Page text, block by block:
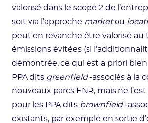
valorisé dans le scope 2 de
soit via l’approche marketou
peut en revanche être valorisé au
émissions évitées (si
démontrée, ce qui est a priori bien
PPA dits greenfield -associés à la
nouveaux parcs ENR, mais ne
pour les PPA dits brownfield -
existants, par exemple en sortie